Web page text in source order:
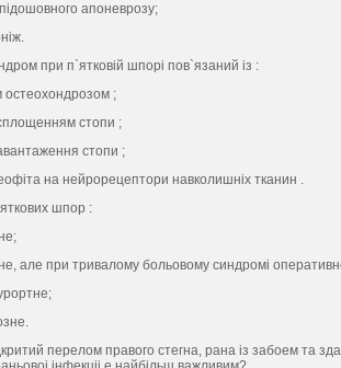
апоневрозу;
при п`ятковiй шпорi пов`язаний iз :
остеохондрозом ;
стопи ;
стопи ;
на нейрорецептори навколишнiх тканин .
шпор :
але при тривалому больовому синдромi
перелом правого стегна, рана iз забоeм та